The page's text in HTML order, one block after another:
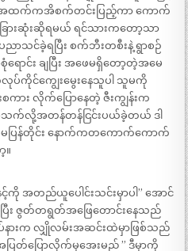
း အထက်ကအိစက်တင်းပြည့်ကာ ကောက်
းဆုံးဆိုရမယ် ရင်သားကတော့သာ
ာသင်ခဲ့ရပြီး စက်ဘီးတစီးနဲ့ ရွာစဉ်
ာင်း ချပြီး အဖေမရှိတော့တဲ့အမေ
ကိုင်ကျွေးမွေးနေသူပါ သူမကို
ား လိုက်ပြောနေတဲ့ ဇီးကျွန်းက
က်လို့အတန်တန်ငြင်းပယ်ခဲ့တယ် ဒါ
ြန်တိုင်း နောက်ကတကောက်ကောက်
။
ကို အတည်ယူပေါင်းသင်းမှာပါ” အောင်
း ဇွတ်တရွတ်အဖြေတောင်းနေသည်
နားက လျှိုလမ်းအဆင်းထဲမှာဖြစ်သည်
တ်ပြောလိုက်မှအေးမည် ” ဒီမှာကို